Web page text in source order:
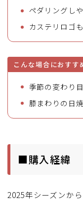
ペダリングし
カステリロゴ
こんな場合におすす
季節の変わり
膝まわりの日
■購入経緯
2025年シーズンか